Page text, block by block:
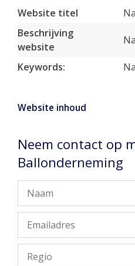
Website titel
Beschrijving
website
Keywords:
Website inhoud
Neem contact op
Ballonderneming